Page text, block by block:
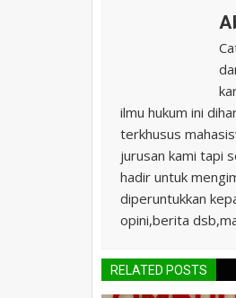
ilmu hukum ini
terkhusus
jurusan kami tapi
hadir untuk
diperuntukkan
opini,berita
RELATED POSTS